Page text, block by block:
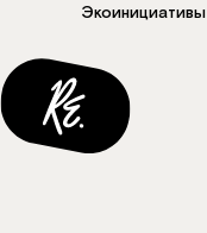
Экоинициативы